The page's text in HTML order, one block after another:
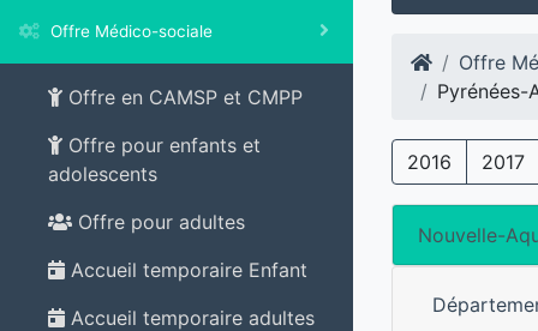
Offre Médico-sociale
Offre en CAMSP et CMPP
Offre pour enfants et
adolescents
Offre pour adultes
Accueil temporaire Enfant
Accueil temporaire adultes
Offre
Pyrénées-
2016 2017
Nouvelle-